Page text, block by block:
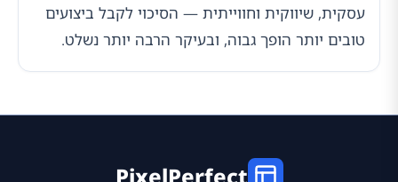
עסקית, שיווקית וחווייתית — הסיכוי לקבל ביצועים
טובים יותר הופך גבוה, ובעיקר הרבה יותר נשלט.
PixelPerfect